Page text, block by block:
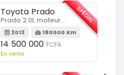
Toyota Prado
Prado 2.0L moteur d4d
2013 180000 Km
14 500 000 FCFA
En vente
SPÉCIAL